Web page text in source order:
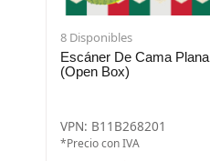
8 Disponibles
Escáner De Cama
VPN: B11B268201